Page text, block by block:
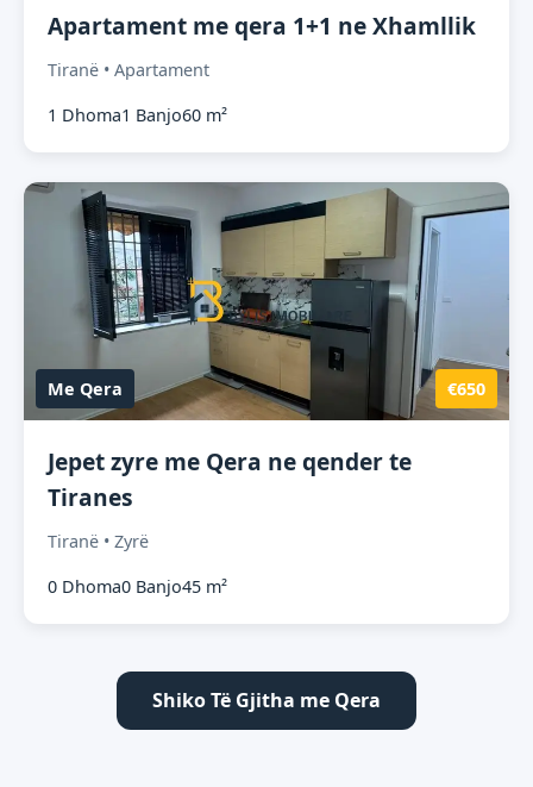
Apartament me qera 1+1 ne Xhamllik
Tiranë • Apartament
1 Dhoma1 Banjo60 m²
Me Qera €650
Jepet zyre me Qera ne qender te
Tiranes
Tiranë • Zyrë
0 Dhoma0 Banjo45 m²
Shiko Të Gjitha me Qera